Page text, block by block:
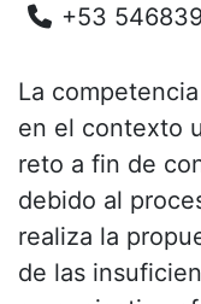
+53
La
en el contexto
reto a fin de
debido al
realiza la
de las